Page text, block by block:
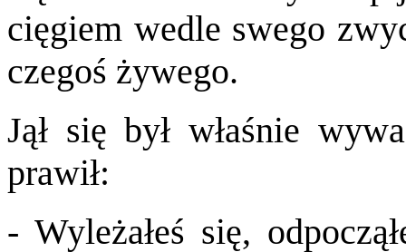
cięgiem wedle swego
czegoś żywego.
Jął się był właśnie
prawił:
- Wyleżałeś się,